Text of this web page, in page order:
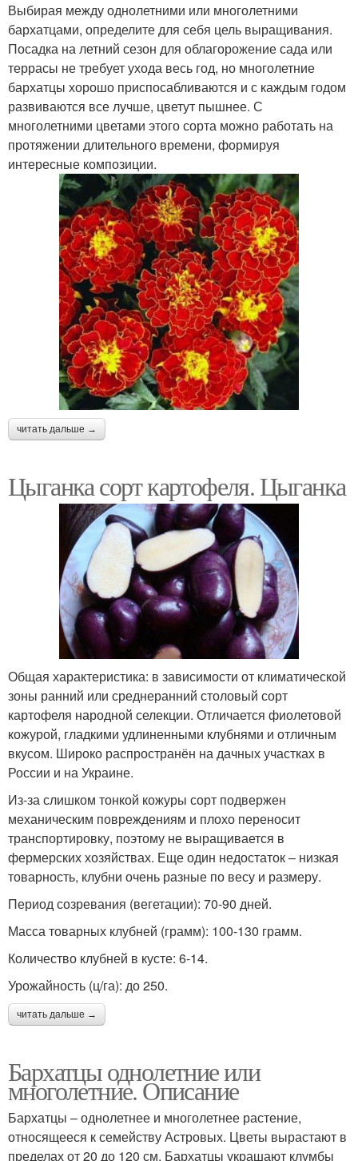
Выбирая между однолетними или многолетними
бархатцами, определите для себя цель выращивания.
Посадка на летний сезон для облагорожение сада или
террасы не требует ухода весь год, но многолетние
бархатцы хорошо приспосабливаются и с каждым годом
развиваются все лучше, цветут пышнее. С
многолетними цветами этого сорта можно работать на
протяжении длительного времени, формируя
интересные композиции.
читать дальше →
Цыганка сорт картофеля. Цыганка
Общая характеристика: в зависимости от климатической
зоны ранний или среднеранний столовый сорт
картофеля народной селекции. Отличается фиолетовой
кожурой, гладкими удлиненными клубнями и отличным
вкусом. Широко распространён на дачных участках в
России и на Украине.
Из-за слишком тонкой кожуры сорт подвержен
механическим повреждениям и плохо переносит
транспортировку, поэтому не выращивается в
фермерских хозяйствах. Еще один недостаток – низкая
товарность, клубни очень разные по весу и размеру.
Период созревания (вегетации): 70-90 дней.
Масса товарных клубней (грамм): 100-130 грамм.
Количество клубней в кусте: 6-14.
Урожайность (ц/га): до 250.
читать дальше →
Бархатцы однолетние или
многолетние. Описание
Бархатцы – однолетнее и многолетнее растение,
относящееся к семейству Астровых. Цветы вырастают в
пределах от 20 до 120 см. Бархатцы украшают клумбы